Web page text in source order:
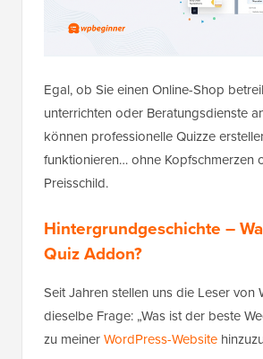
Egal, ob Sie einen Online-Shop
unterrichten oder Beratungsdienste
können professionelle Quizze
funktionieren… ohne Kopfschmerzen
Preisschild.
Hintergrundgeschichte –
Quiz Addon?
Seit Jahren stellen uns die Leser von
dieselbe Frage: „Was ist der beste
zu meinerWordPress-Website